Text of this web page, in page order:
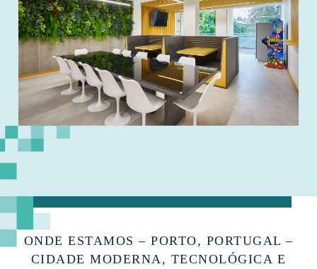
ONDE ESTAMOS – PORTO, PORTUGAL –
CIDADE MODERNA, TECNOLÓGICA E